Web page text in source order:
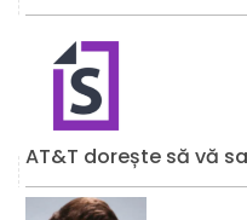
AT&T dorește să vă